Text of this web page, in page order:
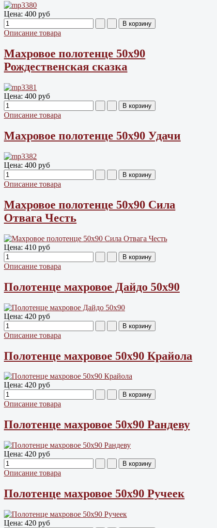
Цена: 400 руб
Описание товара
Махровое полотенце 50х90
Рождественская сказка
Цена: 400 руб
Описание товара
Махровое полотенце 50х90 Удачи
Цена: 400 руб
Описание товара
Махровое полотенце 50х90 Сила
Отвага Честь
Цена: 410 руб
Описание товара
Полотенце махровое Дайдо 50х90
Цена: 420 руб
Описание товара
Полотенце махровое 50х90 Крайола
Цена: 420 руб
Описание товара
Полотенце махровое 50х90 Рандеву
Цена: 420 руб
Описание товара
Полотенце махровое 50х90 Ручеек
Цена: 420 руб